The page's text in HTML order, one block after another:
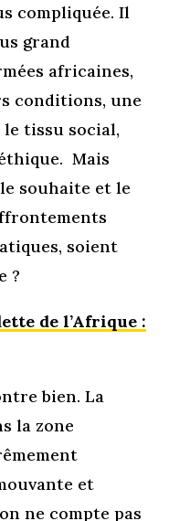
compliquée. Il
grand
africaines,
conditions, une
tissu social,
Mais
souhaite et le
soient
?
de l’Afrique :
bien. La
la zone
et
ne compte pas